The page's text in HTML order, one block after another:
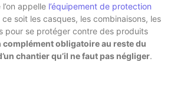
appelle l’équipement de protection
ce soit les casques, les combinaisons, les
pour se protéger contre des produits
complément obligatoire au reste du
chantier qu’il ne faut pas négliger.